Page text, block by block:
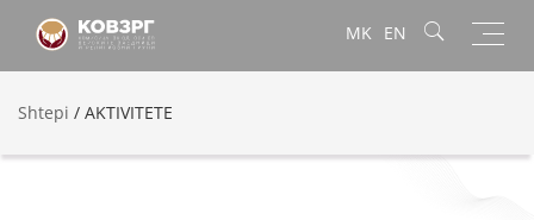
MK EN
Shtepi / AKTIVITETE